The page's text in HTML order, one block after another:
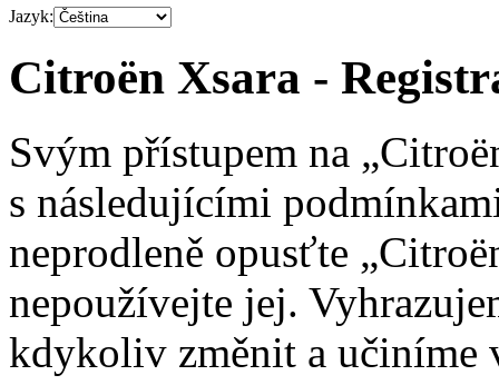
Jazyk:
Citroën Xsara -
Svým přístupem na
s následujícími
neprodleně opusťte
nepoužívejte jej.
kdykoliv změnit a učiníme